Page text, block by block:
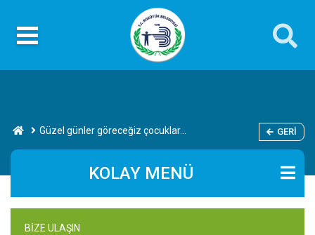
Güzel günler göreceğiz çocuklar... GERI
KOLAY MENÜ
BİZE ULAŞIN